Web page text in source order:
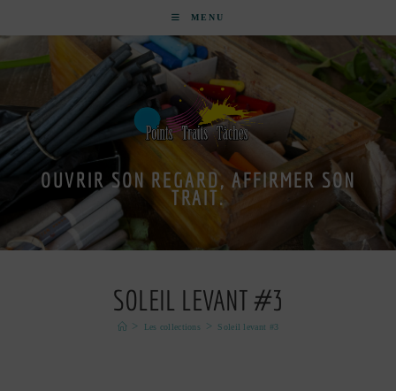
MENU
OUVRIR SON REGARD, AFFIRMER SON
TRAIT.
SOLEIL LEVANT #3
> Les collections > Soleil levant #3